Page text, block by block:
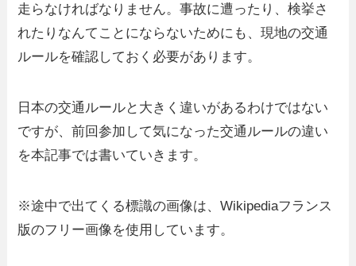
走らなければなりません。事故に遭ったり、検挙さ
れたりなんてことにならないためにも、現地の交通
ルールを確認しておく必要があります。
日本の交通ルールと大きく違いがあるわけではない
ですが、前回参加して気になった交通ルールの違い
を本記事では書いていきます。
※途中で出てくる標識の画像は、Wikipediaフランス
版のフリー画像を使用しています。